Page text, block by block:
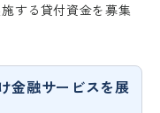
する貸付資金を募集
金融サービスを展